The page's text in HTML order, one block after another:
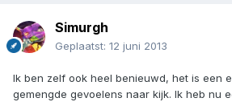
Simurgh
Geplaatst: 12 juni 2013
Ik ben zelf ook heel benieuwd, het is een
gemengde gevoelens naar kijk. Ik heb nu